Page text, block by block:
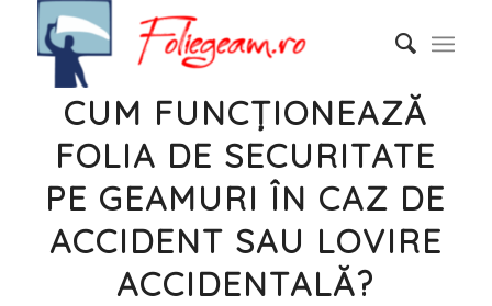
CUM FUNCȚIONEAZĂ
FOLIA DE SECURITATE
PE GEAMURI ÎN CAZ DE
ACCIDENT SAU LOVIRE
ACCIDENTALĂ?